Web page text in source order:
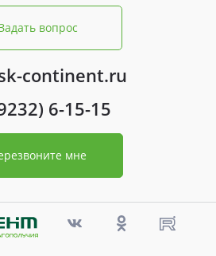
вопрос
continent.ru
6-15-15
мне